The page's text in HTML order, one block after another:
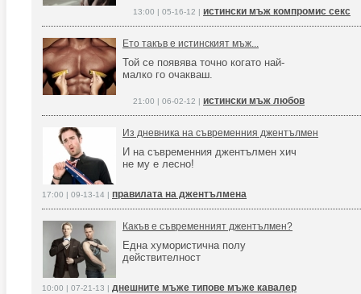
13:00 | 05-16-12 | истински мъж компромис секс
Ето такъв е истинският мъж...
Той се появява точно когато най-
малко го очакваш.
21:00 | 06-02-12 | истински мъж любов
Из дневника на съвременния джентълмен
И на съвременния джентълмен хич
не му е лесно!
17:00 | 09-13-14 | правилата на джентълмена
Какъв е съвременният джентълмен?
Една хумористична полу
действителност
10:00 | 07-21-13 | днешните мъже типове мъже кавалер